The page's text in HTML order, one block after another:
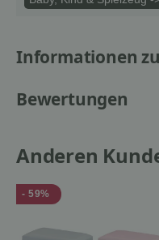
Informationen
Bewertungen
Anderen
- 59%